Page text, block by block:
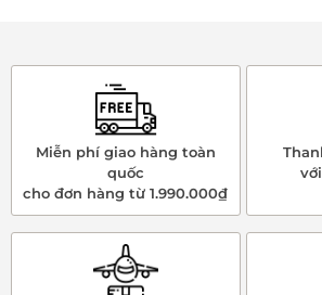
Miễn phí giao hàng toàn
quốc
cho đơn hàng từ 1.990.000₫